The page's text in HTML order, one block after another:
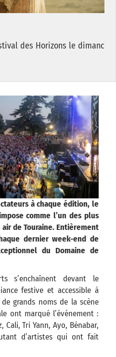
des Horizons le dimanc
à chaque édition, le
comme l’un des plus
de Touraine. Entièrement
dernier week-end de
du Domaine de
s’enchaînent devant le
festive et accessible à
grands noms de la scène
ont marqué l’événement :
Cali, Tri Yann, Ayo, Bénabar,
d’artistes qui ont fait